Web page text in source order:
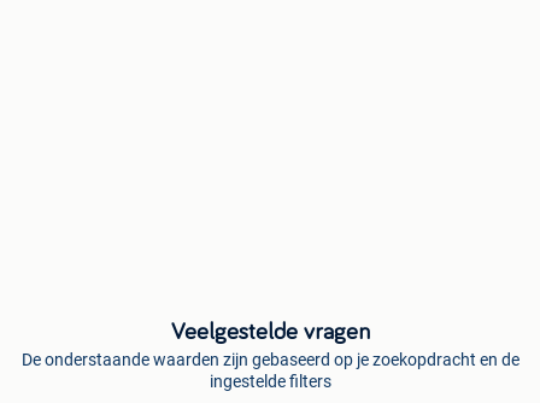
Veelgestelde vragen
De onderstaande waarden zijn gebaseerd op je zoekopdracht en de
ingestelde filters